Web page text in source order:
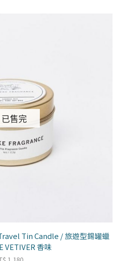
已售完
Tin Candle / 旅遊型錫罐蠟
VETIVER 香味